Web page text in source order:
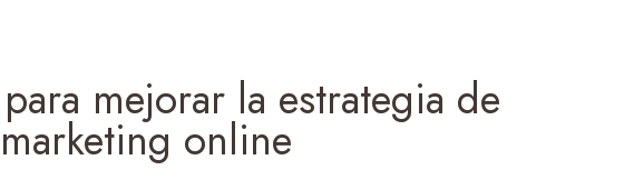
mejorar la estrategia de
marketing online